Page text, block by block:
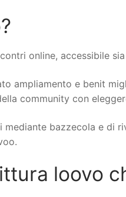
online, accessibile
ampliamento e benit
community con
mediante bazzecola e di
loovo